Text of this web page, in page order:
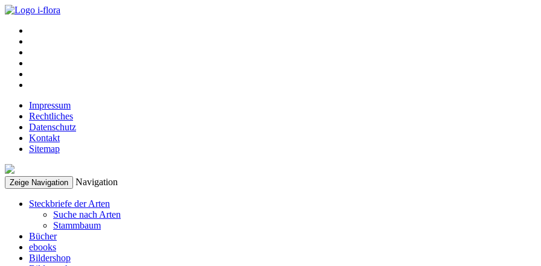
Impressum
Rechtliches
Datenschutz
Kontakt
Sitemap
Zeige Navigation Navigation
Steckbriefe der Arten
Suche nach Arten
Stammbaum
Bücher
ebooks
Bildershop